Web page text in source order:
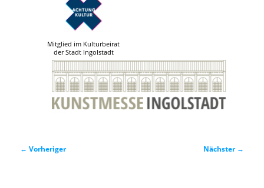
Mitglied im Kulturbeirat
der Stadt Ingolstadt
Beitragsnavigation
← Vorheriger Nächster →